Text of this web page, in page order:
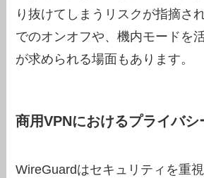
り抜けてしまうリスクが指摘さ
でのオンオフや、機内モードを
が求められる場面もあります。
商用VPNにおけるプライバシ
WireGuardはセキュリティを重